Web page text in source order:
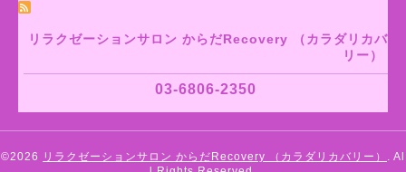
リラクゼーションサロン からだRecovery （カラダリカバ
リー）
03-6806-2350
©2026 リラクゼーションサロン からだRecovery （カラダリカバリー）
. Al